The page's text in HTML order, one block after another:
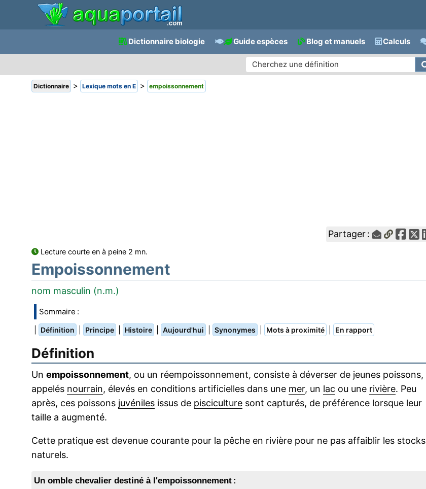
Dictionnaire biologie Guide espèces Blog et manuels Calculs
Dictionnaire > Lexique mots en E > empoissonnement
Partager :
Lecture courte en à peine 2 mn.
Empoissonnement
nom masculin (n.m.)
Sommaire :
Définition Principe Histoire Aujourd'hui Synonymes Mots à proximité En rapport
Définition
Un empoissonnement, ou un réempoissonnement, consiste à déverser de jeunes poissons,
appelés nourrain, élevés en conditions artificielles dans une mer, un lac ou une rivière. Peu
après, ces poissons juvéniles issus de pisciculture sont capturés, de préférence lorsque leur
taille a augmenté.
Cette pratique est devenue courante pour la pêche en rivière pour ne pas affaiblir les stocks
naturels.
Un omble chevalier destiné à l'empoissonnement :